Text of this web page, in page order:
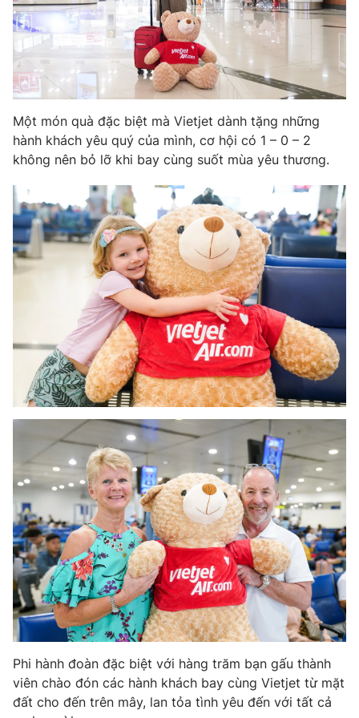
Photo Infographic
Video Shorts video
VTV Money VTV Thể thao
VTV Sức khoẻ Bất động sản
Thị trường 24h Tấm lòng Việt
VTV4 Vươn mình bằng AI
VTV8
Liên hệ tòa soạn English
THỜI BÁO VTV
Theo dõi báo trên
Cơ quan chủ quản:Đài Truyền hình Việt Nam
Cơ quan báo chí:Thời báo VTV
Giấy phép hoạt động báo in và báo điện tử số 483/GP-BTTTT
cấp ngày 29/12/2023
Tổng Biên tập:Vũ Thanh Thủy
Phó Tổng Biên tập:Nguyễn Thị Mỹ Hạnh, Phạm Quốc Thắng,
Nguyễn Trọng Ninh
Tổng đài VTV: 024.38 355 931 - 024.38 355 932
Một món quà đặc biệt mà Vietjet dành tặng những
hành khách yêu quý của mình, cơ hội có 1 – 0 – 2
không nên bỏ lỡ khi bay cùng suốt mùa yêu thương.
Phi hành đoàn đặc biệt với hàng trăm bạn gấu thành
viên chào đón các hành khách bay cùng Vietjet từ mặt
đất cho đến trên mây, lan tỏa tình yêu đến với tất cả